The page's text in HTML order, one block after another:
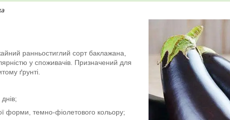
ранньостиглий сорт баклажана,
у споживачів. Призначений для
ґрунті.
форми, темно-фіолетового кольору;